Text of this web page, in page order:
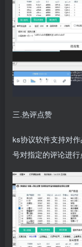
三.热评点赞
ks协议软件支持对
号对指定的评论进